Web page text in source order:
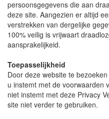
persoonsgegevens die aan
deze site. Aangezien er altijd
verstrekken van dergelijke
100% veilig is vrijwaart
aansprakelijkeid.
Toepasselijkheid
Door deze website te
u instemt met de voorwaarden
niet instemt met deze Privacy
site niet verder te gebruiken.